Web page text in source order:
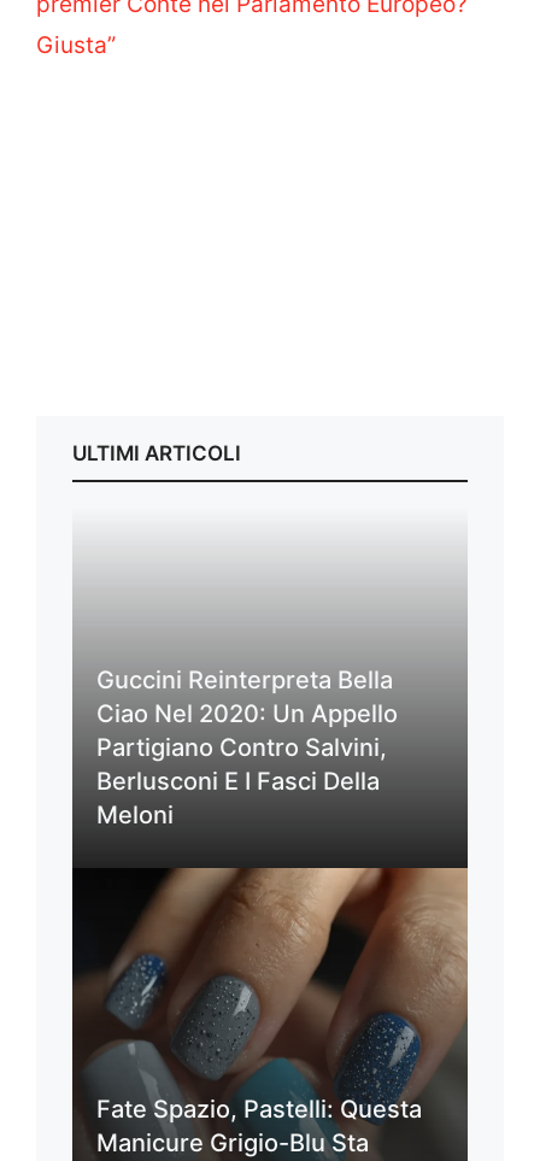
Giusta”
ULTIMI ARTICOLI
Guccini Reinterpreta Bella
Ciao Nel 2020: Un Appello
Partigiano Contro Salvini,
Berlusconi E I Fasci Della
Meloni
Fate Spazio, Pastelli: Questa
Manicure Grigio-Blu Sta